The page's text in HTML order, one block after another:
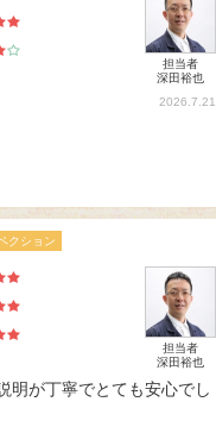
担当者
深田裕也
2026.7.21
クション
担当者
深田裕也
明が丁寧でとても安心でし